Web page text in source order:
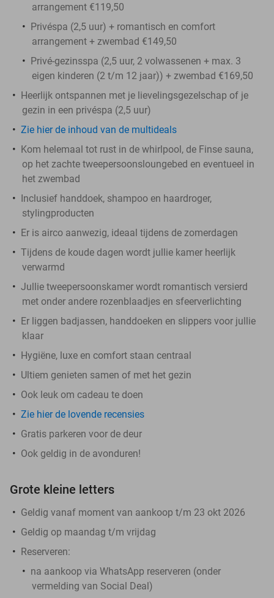
arrangement €119,50
Privéspa (2,5 uur) + romantisch en comfort
arrangement + zwembad €149,50
Privé-gezinsspa (2,5 uur, 2 volwassenen + max. 3
eigen kinderen (2 t/m 12 jaar)) + zwembad €169,50
Heerlijk ontspannen met je lievelingsgezelschap of je
gezin in een privéspa (2,5 uur)
Zie hier de inhoud van de multideals
Kom helemaal tot rust in de whirlpool, de Finse sauna,
op het zachte tweepersoonsloungebed en eventueel in
het zwembad
Inclusief handdoek, shampoo en haardroger,
stylingproducten
Er is airco aanwezig, ideaal tijdens de zomerdagen
Tijdens de koude dagen wordt jullie kamer heerlijk
verwarmd
Jullie tweepersoonskamer wordt romantisch versierd
met onder andere rozenblaadjes en sfeerverlichting
Er liggen badjassen, handdoeken en slippers voor jullie
klaar
Hygiëne, luxe en comfort staan centraal
Ultiem genieten samen of met het gezin
Ook leuk om cadeau te doen
Zie hier de lovende recensies
Gratis parkeren voor de deur
Ook geldig in de avonduren!
Grote kleine letters
Geldig vanaf moment van aankoop t/m 23 okt 2026
Geldig op maandag t/m vrijdag
Reserveren:
na aankoop via WhatsApp reserveren (onder
vermelding van Social Deal)